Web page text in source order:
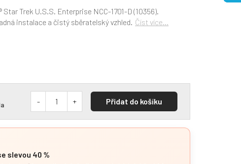
Star Trek U.S.S. Enterprise NCC-1701-D (10356).
instalace a čistý sběratelský vzhled. Číst více...
slevou 40 %
Přidat do košíku